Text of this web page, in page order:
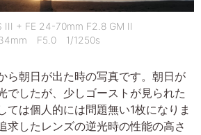
+ FE 24-70mm F2.8 GM II
F5.0 1/1250s
ら朝日が出た時の写真です。朝日が
でしたが、少しゴーストが見られた
ては個人的には問題無い1枚になりま
求したレンズの逆光時の性能の高さ